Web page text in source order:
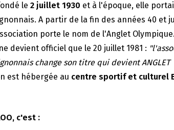
le 2 juillet 1930 et à l'époque, elle
A partir de la fin des années 40 et
porte le nom de l'Anglet
devient officiel que le 20 juillet 1981 :
change son titre qui devient ANGLET
est hébergée au centre sportif et culturel
c'est :